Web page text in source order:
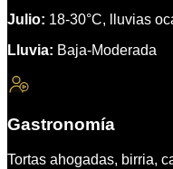
Julio: 18-30°C, lluvias
Lluvia: Baja-Moderada
Gastronomía
Tortas ahogadas, birria,